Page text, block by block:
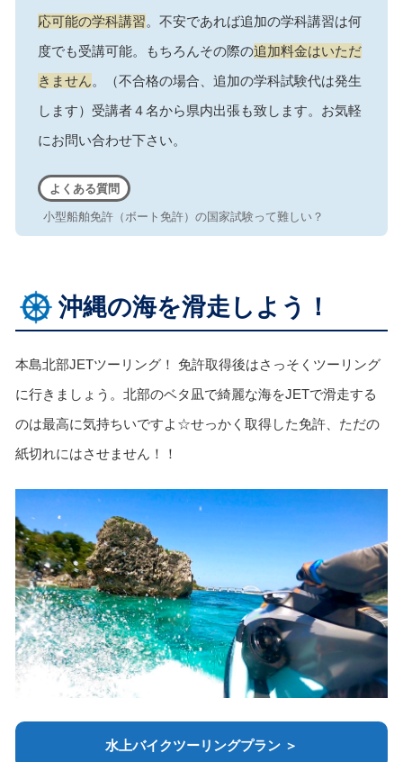
応可能の学科講習。不安であれば追加の学科講習は何
度でも受講可能。もちろんその際の追加料金はいただ
きません。（不合格の場合、追加の学科試験代は発生
します）受講者４名から県内出張も致します。お気軽
にお問い合わせ下さい。
よくある質問
小型船舶免許（ボート免許）の国家試験って難しい？
沖縄の海を滑走しよう！
本島北部JETツーリング！ 免許取得後はさっそくツーリング
に行きましょう。北部のベタ凪で綺麗な海をJETで滑走する
のは最高に気持ちいですよ☆せっかく取得した免許、ただの
紙切れにはさせません！！
水上バイクツーリングプラン ＞